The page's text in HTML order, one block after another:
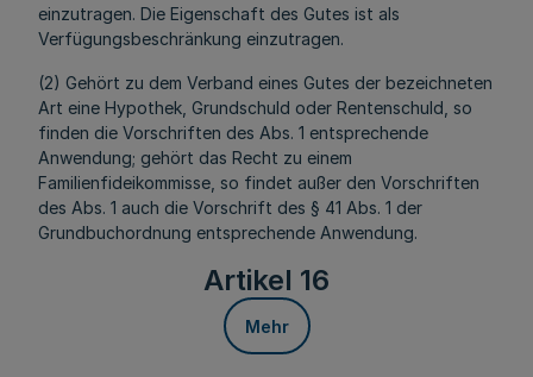
einzutragen. Die Eigenschaft des Gutes ist als
Verfügungsbeschränkung einzutragen.
(2) Gehört zu dem Verband eines Gutes der bezeichneten
Art eine Hypothek, Grundschuld oder Rentenschuld, so
finden die Vorschriften des Abs. 1 entsprechende
Anwendung; gehört das Recht zu einem
Familienfideikommisse, so findet außer den Vorschriften
des Abs. 1 auch die Vorschrift des § 41 Abs. 1 der
Grundbuchordnung entsprechende Anwendung.
Artikel 16
Mehr